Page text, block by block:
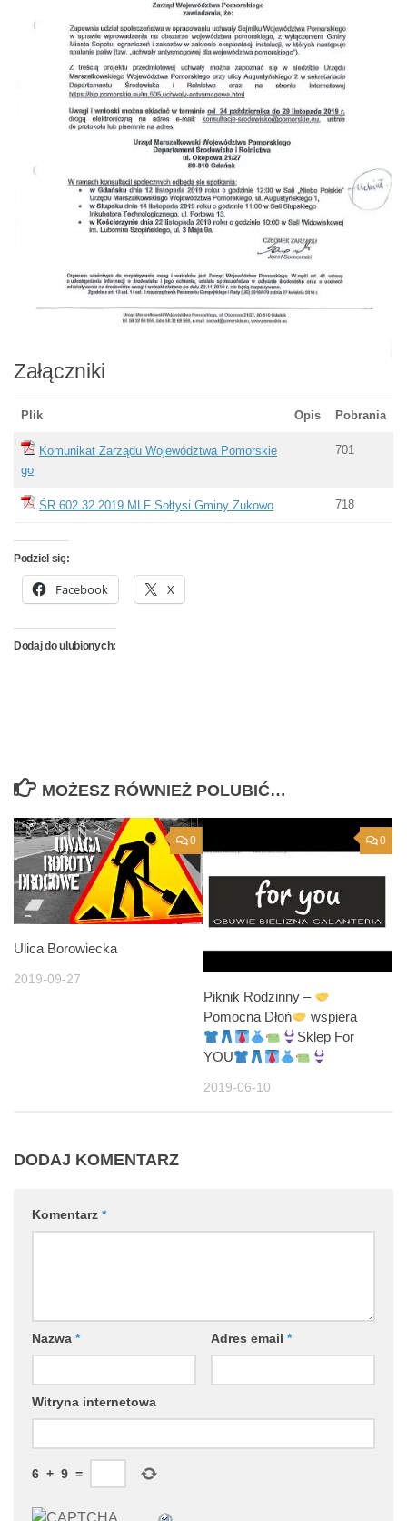
Załączniki
Plik Opis Pobrania
Komunikat Zarządu Województwa Pomorskie
go
701
ŚR.602.32.2019.MLF Sołtysi Gminy Żukowo 718
Podziel się:
Facebook X
Dodaj do ulubionych:
MOŻESZ RÓWNIEŻ POLUBIĆ…
0
Ulica Borowiecka
2019-09-27
0
Piknik Rodzinny –
Pomocna Dłoń
wspiera
Sklep For
YOU
2019-06-10
DODAJ KOMENTARZ
Komentarz *
Nazwa * Adres email *
Witryna internetowa
6 + 9 =